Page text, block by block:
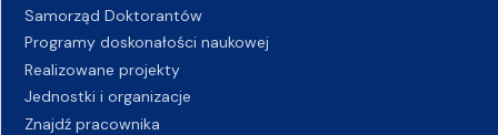
Samorząd Doktorantów
Programy doskonałości naukowej
Realizowane projekty
Jednostki i organizacje
Znajdź pracownika